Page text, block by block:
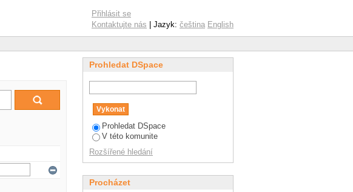
Přihlásit se
Kontaktujte nás | Jazyk: čeština English
Prohledat DSpace
Prohledat DSpace
V této komunite
Rozšířené hledání
Procházet